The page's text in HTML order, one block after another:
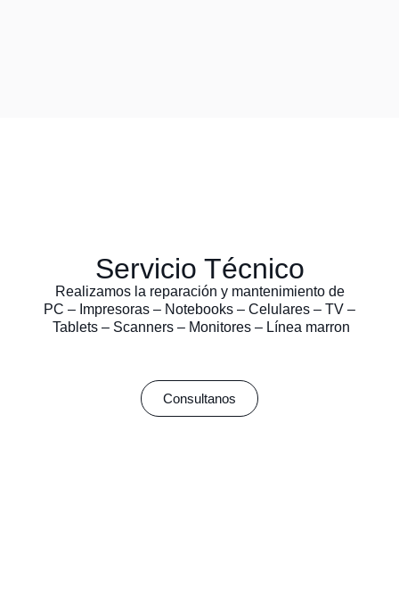
Servicio Técnico
Realizamos la reparación y mantenimiento de
PC – Impresoras – Notebooks – Celulares – TV –
Tablets – Scanners – Monitores – Línea marron
Consultanos